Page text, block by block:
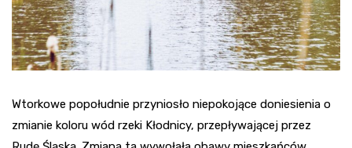
Wtorkowe popołudnie przyniosło niepokojące doniesienia o
zmianie koloru wód rzeki Kłodnicy, przepływającej przez